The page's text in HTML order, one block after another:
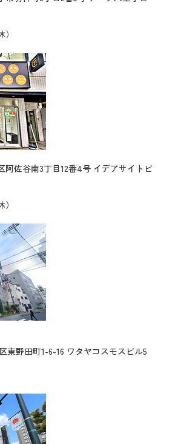
阿佐谷南3丁目12番4号 イデアサイトビ
東野田町1-6-16 ワタヤコスモスビル5